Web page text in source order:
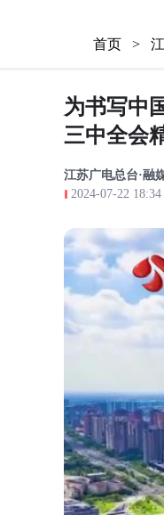
首页 >
为书写中
三中全会
江苏广电总台·融
2024-07-22 18:34